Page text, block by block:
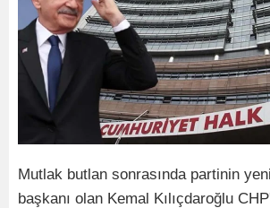
Mutlak butlan sonrasında partinin
başkanı olan Kemal Kılıçdaroğlu